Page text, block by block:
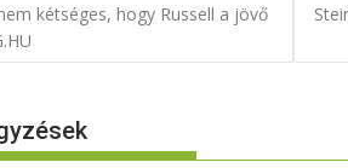
kétséges, hogy Russell a jövő